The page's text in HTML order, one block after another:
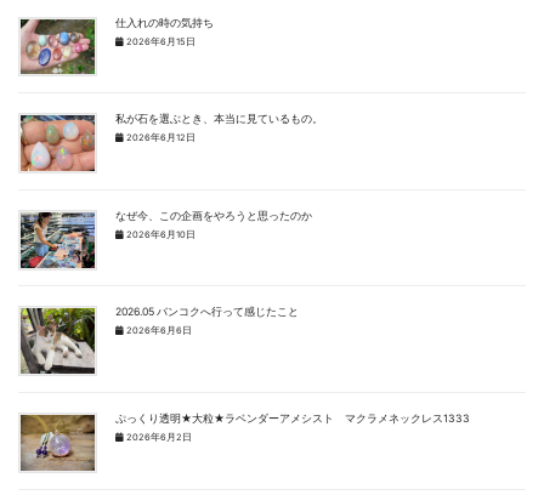
仕入れの時の気持ち
2026年6月15日
私が石を選ぶとき、本当に見ているもの。
2026年6月12日
なぜ今、この企画をやろうと思ったのか
2026年6月10日
2026.05 バンコクへ行って感じたこと
2026年6月6日
ぷっくり透明★大粒★ラベンダーアメシスト マクラメネックレス1333
2026年6月2日